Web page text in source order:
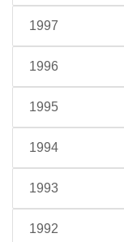
1997
1996
1995
1994
1993
1992